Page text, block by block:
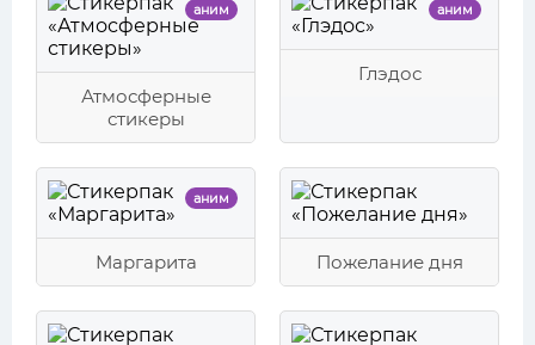
аним
Атмосферные
стикеры
аним
Глэдос
аним
Маргарита Пожелание дня